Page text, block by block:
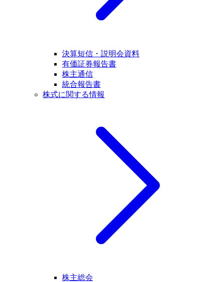
決算短信・説明会資料
有価証券報告書
株主通信
統合報告書
株式に関する情報
株主総会